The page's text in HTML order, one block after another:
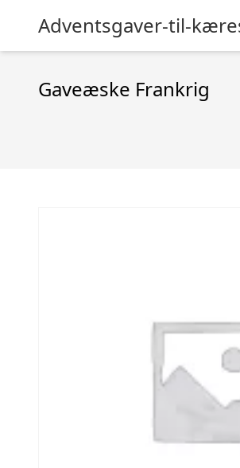
Adventsgaver-til-
Gaveæske Frankrig